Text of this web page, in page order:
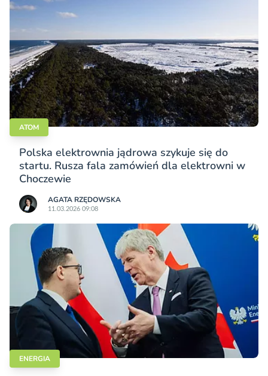
ATOM
Polska elektrownia jądrowa szykuje się do
startu. Rusza fala zamówień dla elektrowni w
Choczewie
AGATA RZĘDOWSKA
11.03.2026 09:08
ENERGIA